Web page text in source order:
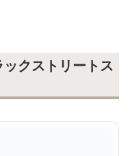
クストリートス